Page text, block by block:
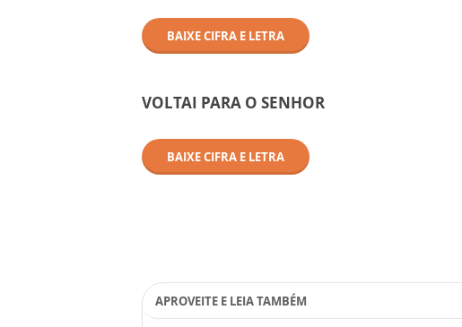
BAIXE CIFRA E LETRA
VOLTAI PARA O SENHOR
BAIXE CIFRA E LETRA
APROVEITE E LEIA TAMBÉM